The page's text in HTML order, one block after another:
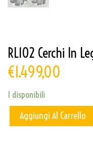
RL102 Cerchi In
€1.499,00
1 disponibili
Aggiungi Al Carrello